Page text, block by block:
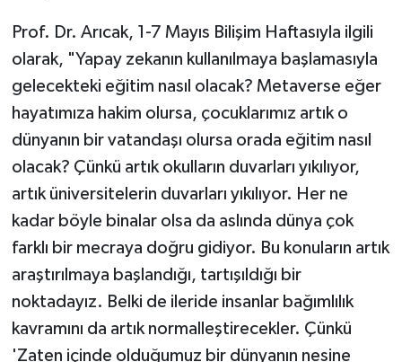
Prof. Dr. Arıcak, 1-7 Mayıs Bilişim Haftasıyla ilgili
olarak, "Yapay zekanın kullanılmaya başlamasıyla
gelecekteki eğitim nasıl olacak? Metaverse eğer
hayatımıza hakim olursa, çocuklarımız artık o
dünyanın bir vatandaşı olursa orada eğitim nasıl
olacak? Çünkü artık okulların duvarları yıkılıyor,
artık üniversitelerin duvarları yıkılıyor. Her ne
kadar böyle binalar olsa da aslında dünya çok
farklı bir mecraya doğru gidiyor. Bu konuların artık
araştırılmaya başlandığı, tartışıldığı bir
noktadayız. Belki de ileride insanlar bağımlılık
kavramını da artık normalleştirecekler. Çünkü
'Zaten içinde olduğumuz bir dünyanın nesine